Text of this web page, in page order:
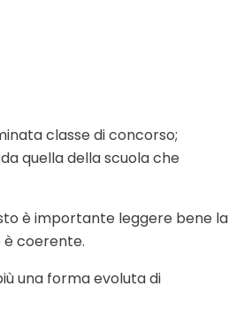
classe di concorso;
quella della scuola che
è importante leggere bene la
è coerente.
una forma evoluta di